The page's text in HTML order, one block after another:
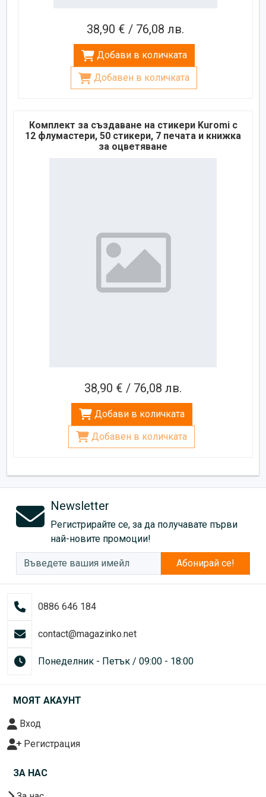
38,90 € / 76,08 лв.
Добави в количката
Добавен в количката
Комплект за създаване на стикери Kuromi с
12 флумастери, 50 стикери, 7 печата и книжка
за оцветяване
38,90 € / 76,08 лв.
Добави в количката
Добавен в количката
Newsletter
Регистрирайте се, за да получавате първи
най-новите промоции!
Абонирай се!
0886 646 184
contact@magazinko.net
Понеделник - Петък / 09:00 - 18:00
МОЯТ АКАУНТ
Вход
Регистрация
ЗА НАС